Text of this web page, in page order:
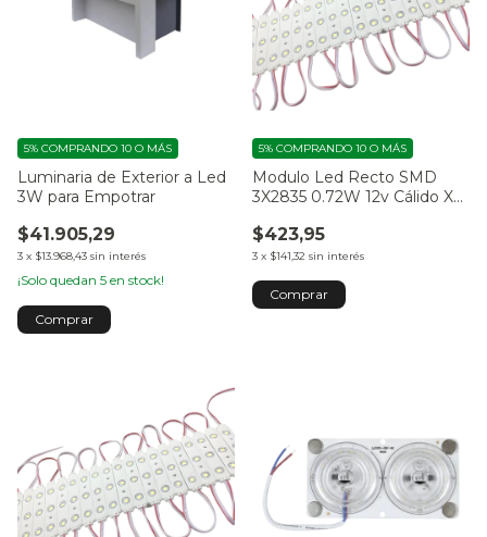
Luminaria de Exterior a Led
3W para Empotrar
$41.905,29
3 x $13.968,43 sin interés
5% COMPRANDO 10 O MÁS
¡Solo quedan 5 en stock!
Modulo Led Recto SMD
3X2835 0.72W 12v Cálido X
$423,95
3 x $141,32 sin interés
5% COMPRANDO 10 O MÁS